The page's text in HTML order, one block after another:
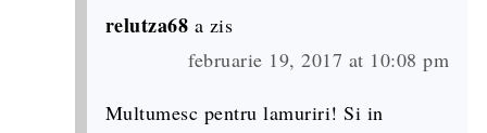
relutza68 a zis
februarie 19, 2017 at 10:08 pm
Multumesc pentru lamuriri! Si in